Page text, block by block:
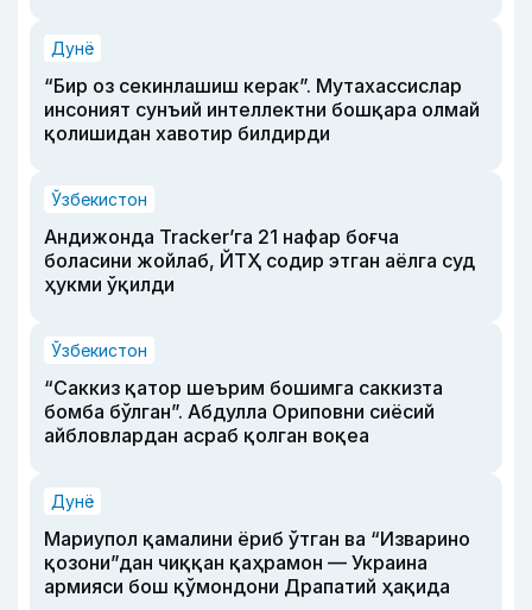
Дунё
“Бир оз секинлашиш керак”. Мутахассислар
инсоният сунъий интеллектни бошқара олмай
қолишидан хавотир билдирди
Ўзбекистон
Андижонда Tracker’га 21 нафар боғча
боласини жойлаб, ЙТҲ содир этган аёлга суд
ҳукми ўқилди
Ўзбекистон
“Саккиз қатор шеърим бошимга саккизта
бомба бўлган”. Абдулла Ориповни сиёсий
айбловлардан асраб қолган воқеа
Дунё
Мариупол қамалини ёриб ўтган ва “Изварино
қозони”дан чиққан қаҳрамон — Украина
армияси бош қўмондони Драпатий ҳақида